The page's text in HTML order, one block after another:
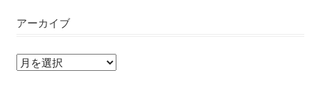
アーカイブ
ア